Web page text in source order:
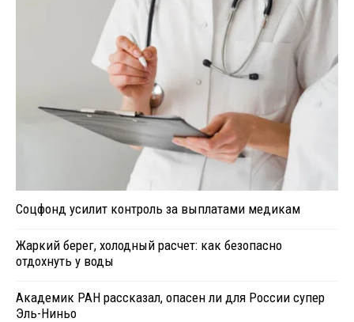
Соцфонд усилит контроль за выплатами медикам
Жаркий берег, холодный расчет: как безопасно
отдохнуть у воды
Академик РАН рассказал, опасен ли для России супер
Эль-Ниньо